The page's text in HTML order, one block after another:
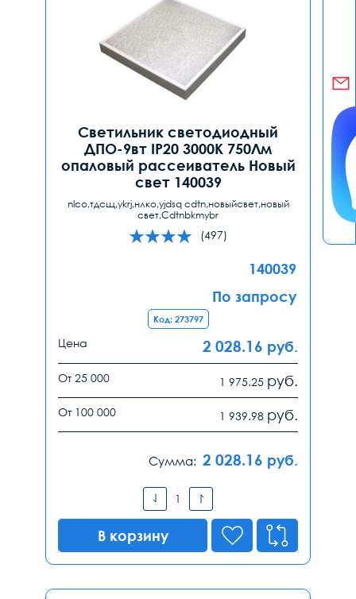
Светильник светодиодный
ДПО-9вт IP20 3000K 750Лм
опаловый рассеиватель Новый
свет 140039
nlco,тдсщ,ykrj,нлко,yjdsq cdtn,новыйсвет,новый
свет,Cdtnbkmybr
(497)
140039
По запросу
Код: 273797
Цена 2 028.16 руб.
От 25 000 1 975.25 руб.
От 100 000 1 939.98 руб.
Сумма: 2 028.16 руб.
В корзину